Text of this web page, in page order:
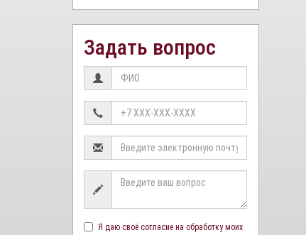
Задать вопрос
Я даю своё согласие на обработку моих